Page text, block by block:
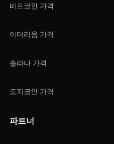
비트코인 가격
이더리움 가격
솔라나 가격
도지코인 가격
파트너